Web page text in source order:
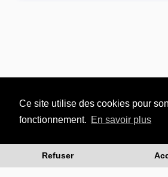
Ce site utilise des cookies pour
fonctionnement. En savoir plus
Refuser